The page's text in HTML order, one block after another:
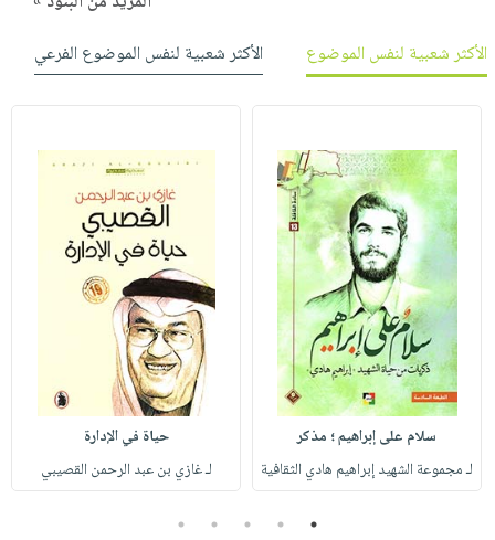
الأكثر شعبية لنفس الموضوع
الأكثر شعبية لنفس الموضوع الفرعي
سلام على إبراهيم ؛ مذكر
لـ مجموعة الشهيد إبراهيم هادي الثقافية
حياة في الإدارة
لـ غازي بن عبد الرحمن القصيبي
1
2
3
4
5